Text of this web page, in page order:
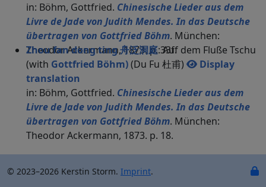
in: Böhm, Gottfried. Chinesische Lieder aus dem
Livre de Jade von Judith Mendes. In das Deutsche
übertragen von Gottfried Böhm. München:
Theodor Ackermann, 1873. p. 33f.
Zhou fan dong ting 舟泛洞庭: Auf dem Fluße Tschu
(with Gottfried Böhm)(Du Fu 杜甫)
Display
translation
in: Böhm, Gottfried. Chinesische Lieder aus dem
Livre de Jade von Judith Mendes. In das Deutsche
übertragen von Gottfried Böhm. München:
Theodor Ackermann, 1873. p. 18.
© 2023–2026 Kerstin Storm. Imprint.